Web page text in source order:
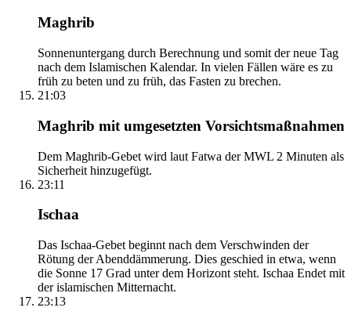
Maghrib
Sonnenuntergang durch Berechnung und somit der neue Tag
nach dem Islamischen Kalendar. In vielen Fällen wäre es zu
früh zu beten und zu früh, das Fasten zu brechen.
21:03
Maghrib mit umgesetzten Vorsichtsmaßnahmen
Dem Maghrib-Gebet wird laut Fatwa der MWL 2 Minuten als
Sicherheit hinzugefügt.
23:11
Ischaa
Das Ischaa-Gebet beginnt nach dem Verschwinden der
Rötung der Abenddämmerung. Dies geschied in etwa, wenn
die Sonne 17 Grad unter dem Horizont steht. Ischaa Endet mit
der islamischen Mitternacht.
23:13